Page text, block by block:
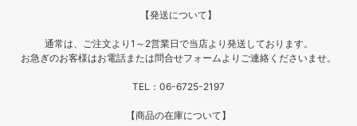
【発送について】
通常は、ご注文より1～2営業日で当店より発送しております。
お急ぎのお客様はお電話または問合せフォームよりご連絡くださいませ。
TEL：06-6725-2197
【商品の在庫について】